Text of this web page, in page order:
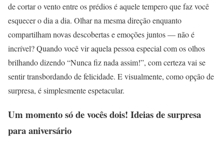
de cortar o vento entre os prédios é aquele tempero que faz você
esquecer o dia a dia. Olhar na mesma direção enquanto
compartilham novas descobertas e emoções juntos — não é
incrível? Quando você vir aquela pessoa especial com os olhos
brilhando dizendo “Nunca fiz nada assim!”, com certeza vai se
sentir transbordando de felicidade. E visualmente, como opção de
surpresa, é simplesmente espetacular.
Um momento só de vocês dois! Ideias de surpresa
para aniversário